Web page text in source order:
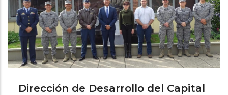
Dirección de Desarrollo del Capital